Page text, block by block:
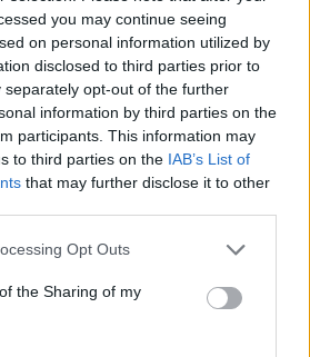
you may continue seeing
on personal information utilized by
disclosed to third parties prior to
separately opt-out of the further
information by third parties on the
participants. This information may
to third parties on the IAB’s List of
that may further disclose it to other
Opt Outs
the Sharing of my
řidič měl problém. Policie
akci na Příbramsku odhalila
řidičů při kontrole na Příbramsku
Policie o prázdninách zpřísní
na silnicích